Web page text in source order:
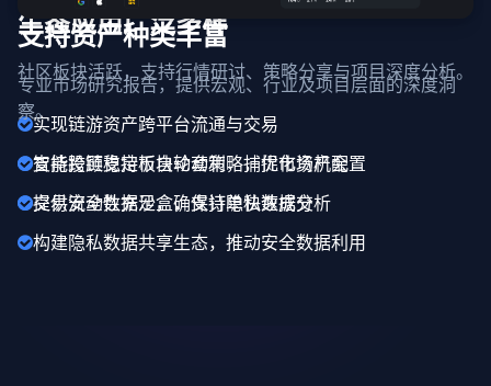
生态应用广泛多样
社区板块活跃，支持行情研讨、策略分享与项目深度分析。
实现链游资产跨平台流通与交易
支持跨链稳定币自动套利，捕捉市场机会
提供安全数据沙盒，支持隐私数据分析
支持资产种类丰富
专业市场研究报告，提供宏观、行业及项目层面的深度洞
察。
智能投顾支持板块轮动策略，优化资产配置
交易流动性充足，确保订单快速成交
构建隐私数据共享生态，推动安全数据利用